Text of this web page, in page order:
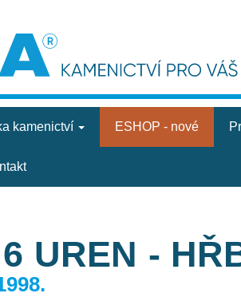
kamenictví ESHOP - nové
UREN -